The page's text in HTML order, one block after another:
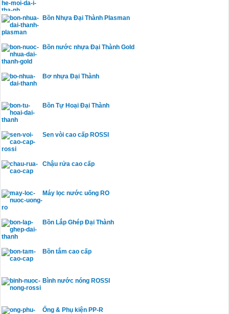
Bồn Nhựa Đại Thành Plasman
Bồn nước nhựa Đại Thành Gold
Bơ nhựa Đại Thành
Bồn Tự Hoại Đại Thành
Sen vòi cao cấp ROSSI
Chậu rửa cao cấp
Máy lọc nước uống RO
Bồn Lắp Ghép Đại Thành
Bồn tắm cao cấp
Bình nước nóng ROSSI
Ống & Phụ kiện PP-R